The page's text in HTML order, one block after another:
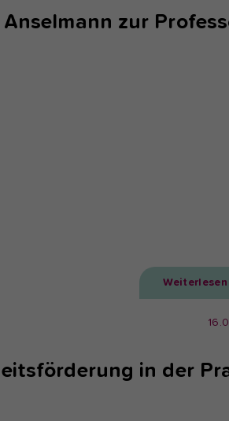
Anselmann zur
Weiterlesen
in der